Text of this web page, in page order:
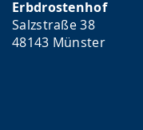
Erbdrostenhof
Salzstraße 38
48143 Münster